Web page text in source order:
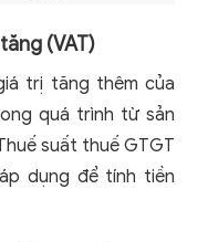
(VAT)
trị tăng thêm của
quá trình từ sản
suất thuế GTGT
dụng để tính tiền